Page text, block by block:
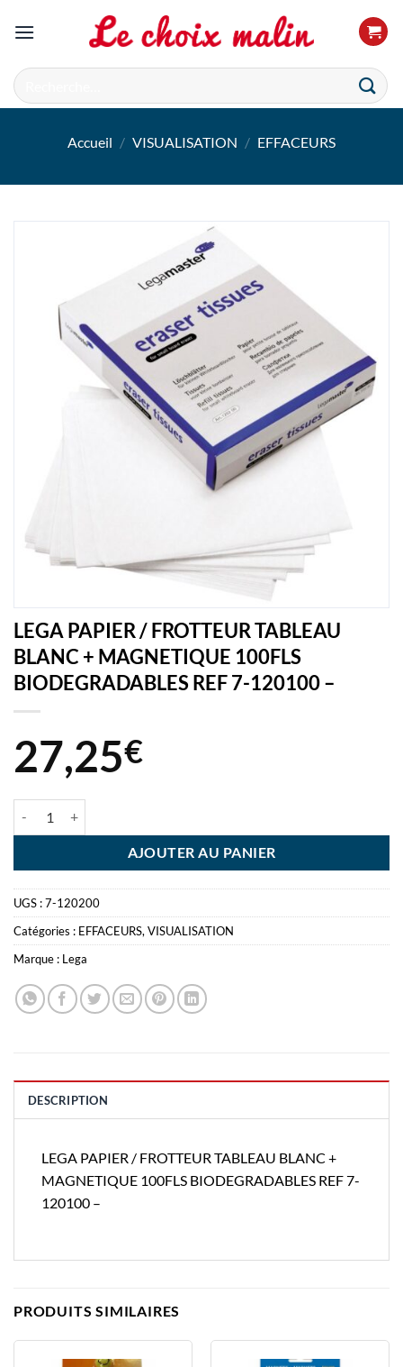
Recherche
pour :
Accueil / VISUALISATION / EFFACEURS
LEGA PAPIER / FROTTEUR TABLEAU
BLANC + MAGNETIQUE 100FLS
BIODEGRADABLES REF 7-120100 –
27,25€
AJOUTER AU PANIER
UGS :7-120200
Catégories : EFFACEURS,VISUALISATION
Marque : Lega
DESCRIPTION
LEGA PAPIER / FROTTEUR TABLEAU BLANC +
MAGNETIQUE 100FLS BIODEGRADABLES REF 7-
120100 –
PRODUITS SIMILAIRES